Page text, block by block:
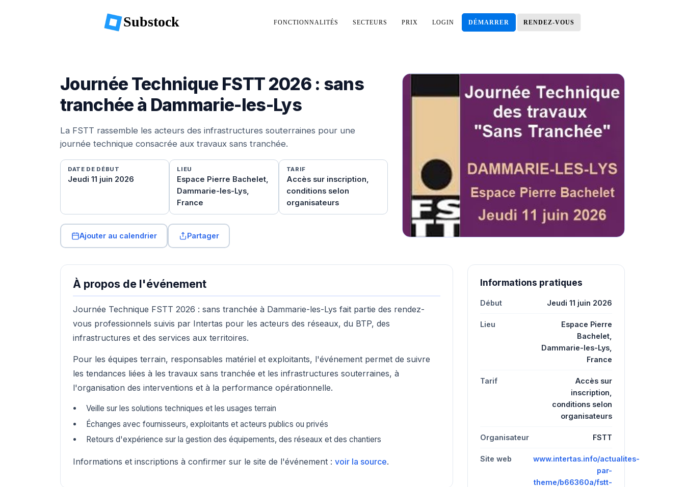
Substock FONCTIONNALITÉS SECTEURS PRIX LOGIN DÉMARRER RENDEZ-VOUS
Journée Technique FSTT 2026 : sans
tranchée à Dammarie-les-Lys
La FSTT rassemble les acteurs des infrastructures souterraines pour une
journée technique consacrée aux travaux sans tranchée.
DATE DE DÉBUT
Jeudi 11 juin 2026
LIEU
Espace Pierre Bachelet,
Dammarie-les-Lys,
France
TARIF
Accès sur inscription,
conditions selon
organisateurs
Ajouter au calendrier Partager
À propos de l'événement
Journée Technique FSTT 2026 : sans tranchée à Dammarie-les-Lys fait partie des rendez-
vous professionnels suivis par Intertas pour les acteurs des réseaux, du BTP, des
infrastructures et des services aux territoires.
Pour les équipes terrain, responsables matériel et exploitants, l'événement permet de suivre
les tendances liées à les travaux sans tranchée et les infrastructures souterraines, à
l'organisation des interventions et à la performance opérationnelle.
Veille sur les solutions techniques et les usages terrain
Échanges avec fournisseurs, exploitants et acteurs publics ou privés
Retours d'expérience sur la gestion des équipements, des réseaux et des chantiers
Informations et inscriptions à confirmer sur le site de l'événement : voir la source.
Informations pratiques
Début Jeudi 11 juin 2026
Lieu
Espace Pierre
Bachelet,
Dammarie-les-Lys,
France
Tarif
Accès sur
inscription,
conditions selon
organisateurs
Organisateur FSTT
Site web
www.intertas.info/actualites-
par-
theme/b66360a/fstt-